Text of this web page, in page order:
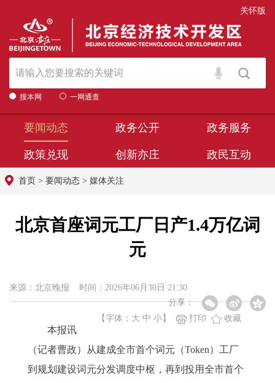
关怀版
搜本网 一网通查
要闻动态 政务公开 政务服务
政策兑现 创新亦庄 政民互动
首页 > 要闻动态 > 媒体关注
北京首座词元工厂日产1.4万亿词
元
来源：北京晚报 时间：2026年06月30日 21:30
分享：
【字体： 大 中 小 】 打印 收藏
本报讯
（记者曹政）从建成全市首个词元（Token）工厂
到规划建设词元分发调度中枢，再到投用全市首个